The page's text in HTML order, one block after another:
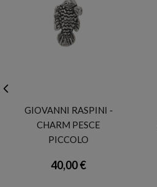
GIOVANNI RASPINI -
CHARM PESCE
PICCOLO
40,00 €